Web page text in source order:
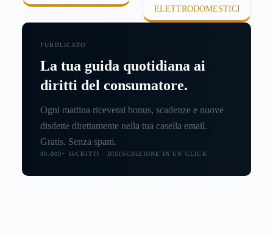
ELETTRODOMESTICI
PUBBLICATO
La tua guida quotidiana ai
diritti del consumatore.
Ogni mattina riceverai bonus, scadenze e nuove
disdette direttamente nella tua casella email.
Gratis. Senza spam.
80.000+ ISCRITTI · DISISCRIZIONE IN UN CLICK